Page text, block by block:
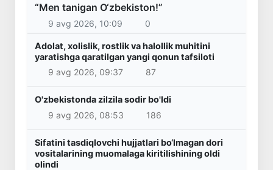
“Men tanigan O‘zbekiston!”
9 avg 2026, 10:09 0
Adolat, xolislik, rostlik va halollik muhitini
yaratishga qaratilgan yangi qonun tafsiloti
9 avg 2026, 09:37
87
O'zbekistonda zilzila sodir bo'ldi
9 avg 2026, 08:53
186
Sifatini tasdiqlovchi hujjatlari bo‘lmagan dori
vositalarining muomalaga kiritilishining oldi
olindi